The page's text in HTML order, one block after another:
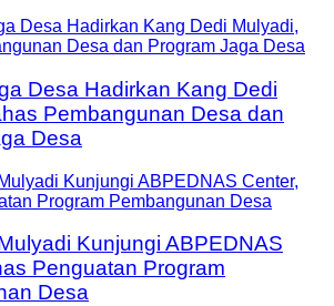
Desa Hadirkan Kang Dedi
Pembangunan Desa dan
Desa
Kunjungi ABPEDNAS
Penguatan Program
Desa